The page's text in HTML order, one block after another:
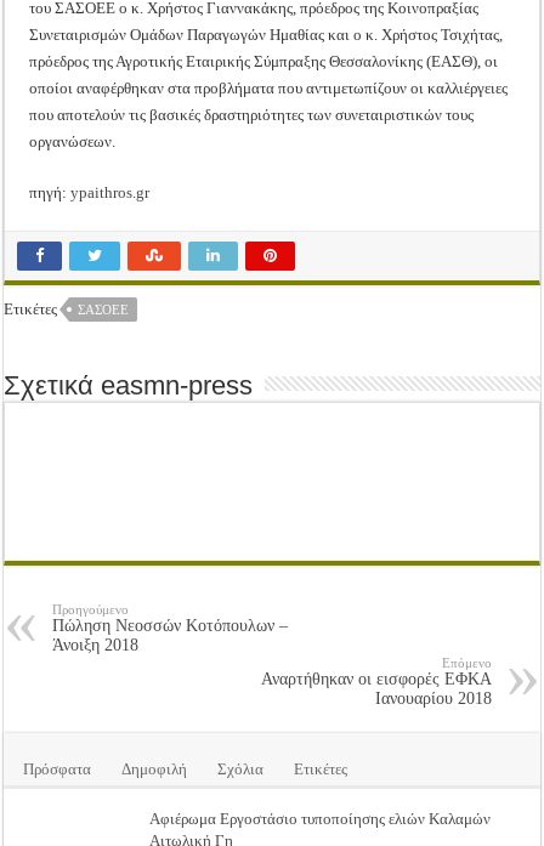
του ΣΑΣΟΕΕ ο κ. Χρήστος Γιαννακάκης, πρόεδρος της Κοινοπραξίας
Συνεταιρισμών Ομάδων Παραγωγών Ημαθίας και ο κ. Χρήστος Τσιχήτας,
πρόεδρος της Αγροτικής Εταιρικής Σύμπραξης Θεσσαλονίκης (ΕΑΣΘ), οι
οποίοι αναφέρθηκαν στα προβλήματα που αντιμετωπίζουν οι καλλιέργειες
που αποτελούν τις βασικές δραστηριότητες των συνεταιριστικών τους
οργανώσεων.
πηγή:ypaithros.gr
Ετικέτες ΣΑΣΟΕΕ
Σχετικά easmn-press
Προηγούμενο
Πώληση Νεοσσών Κοτόπουλων –
Άνοιξη 2018
Επόμενο
Αναρτήθηκαν οι εισφορές ΕΦΚΑ
Ιανουαρίου 2018
Πρόσφατα Δημοφιλή Σχόλια Ετικέτες
Αφιέρωμα Εργοστάσιο τυποποίησης ελιών Καλαμών
Αιτωλική Γη